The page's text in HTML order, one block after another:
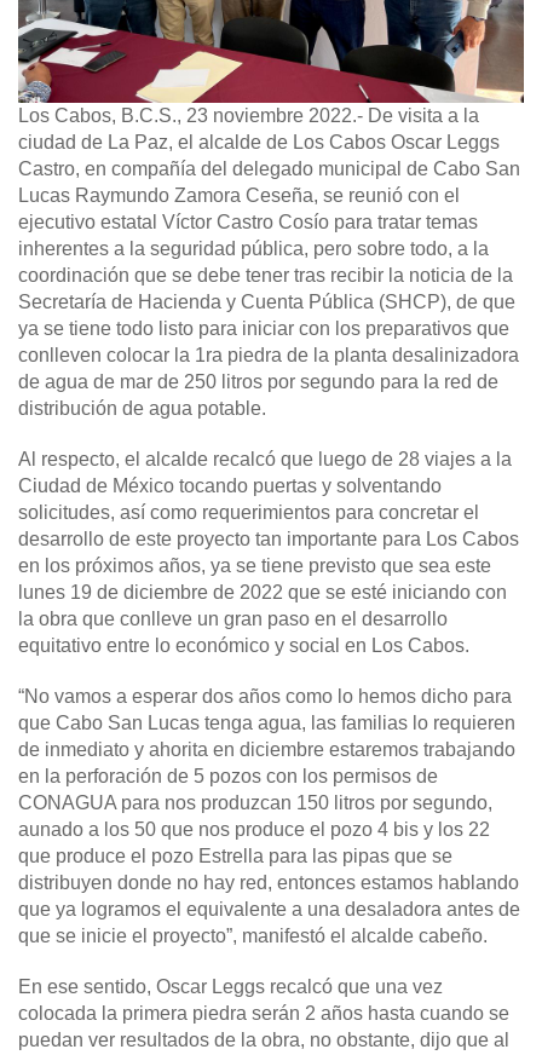
Los Cabos, B.C.S., 23 noviembre 2022.- De visita a la
ciudad de La Paz, el alcalde de Los Cabos Oscar Leggs
Castro, en compañía del delegado municipal de Cabo San
Lucas Raymundo Zamora Ceseña, se reunió con el
ejecutivo estatal Víctor Castro Cosío para tratar temas
inherentes a la seguridad pública, pero sobre todo, a la
coordinación que se debe tener tras recibir la noticia de la
Secretaría de Hacienda y Cuenta Pública (SHCP), de que
ya se tiene todo listo para iniciar con los preparativos que
conlleven colocar la 1ra piedra de la planta desalinizadora
de agua de mar de 250 litros por segundo para la red de
distribución de agua potable.
Al respecto, el alcalde recalcó que luego de 28 viajes a la
Ciudad de México tocando puertas y solventando
solicitudes, así como requerimientos para concretar el
desarrollo de este proyecto tan importante para Los Cabos
en los próximos años, ya se tiene previsto que sea este
lunes 19 de diciembre de 2022 que se esté iniciando con
la obra que conlleve un gran paso en el desarrollo
equitativo entre lo económico y social en Los Cabos.
“No vamos a esperar dos años como lo hemos dicho para
que Cabo San Lucas tenga agua, las familias lo requieren
de inmediato y ahorita en diciembre estaremos trabajando
en la perforación de 5 pozos con los permisos de
CONAGUA para nos produzcan 150 litros por segundo,
aunado a los 50 que nos produce el pozo 4 bis y los 22
que produce el pozo Estrella para las pipas que se
distribuyen donde no hay red, entonces estamos hablando
que ya logramos el equivalente a una desaladora antes de
que se inicie el proyecto”, manifestó el alcalde cabeño.
En ese sentido, Oscar Leggs recalcó que una vez
colocada la primera piedra serán 2 años hasta cuando se
puedan ver resultados de la obra, no obstante, dijo que al